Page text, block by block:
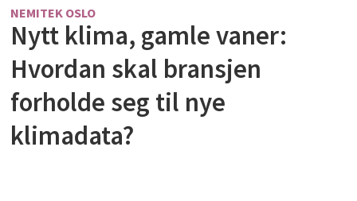
NEMITEK OSLO
Nytt klima, gamle vaner:
Hvordan skal bransjen
forholde seg til nye
klimadata?